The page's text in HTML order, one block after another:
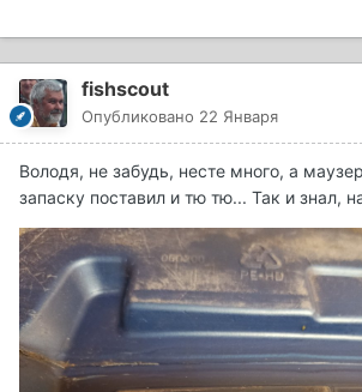
fishscout
Опубликовано 22 Января
Володя, не забудь, несте много, а
запаску поставил и тю тю... Так и знал,